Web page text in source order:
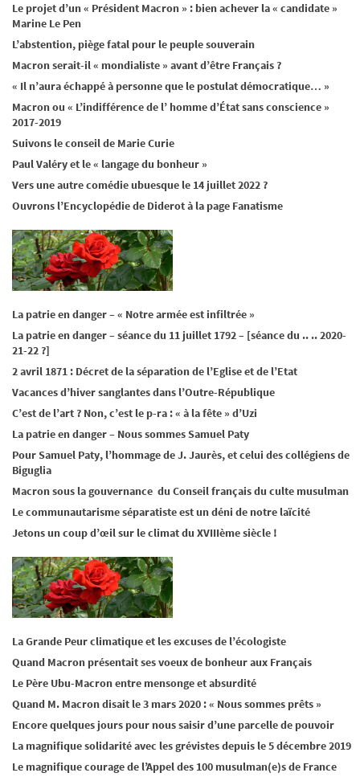
Le projet d’un « Président Macron » : bien achever la « candidate »
Marine Le Pen
L’abstention, piège fatal pour le peuple souverain
Macron serait-il « mondialiste » avant d’être Français ?
« Il n’aura échappé à personne que le postulat démocratique… »
Macron ou « L’indifférence de l’ homme d’État sans conscience »
2017-2019
Suivons le conseil de Marie Curie
Paul Valéry et le « langage du bonheur »
Vers une autre comédie ubuesque le 14 juillet 2022 ?
Ouvrons l’Encyclopédie de Diderot à la page Fanatisme
La patrie en danger – « Notre armée est infiltrée »
La patrie en danger – séance du 11 juillet 1792 – [séance du .. .. 2020-
21-22 ?]
2 avril 1871 : Décret de la séparation de l’Eglise et de l’Etat
Vacances d’hiver sanglantes dans l’Outre-République
C’est de l’art ? Non, c’est le p-ra : « à la fête » d’Uzi
La patrie en danger – Nous sommes Samuel Paty
Pour Samuel Paty, l’hommage de J. Jaurès, et celui des collégiens de
Biguglia
Macron sous la gouvernance du Conseil français du culte musulman
Le communautarisme séparatiste est un déni de notre laïcité
Jetons un coup d’œil sur le climat du XVIIIème siècle !
La Grande Peur climatique et les excuses de l’écologiste
Quand Macron présentait ses voeux de bonheur aux Français
Le Père Ubu-Macron entre mensonge et absurdité
Quand M. Macron disait le 3 mars 2020 : « Nous sommes prêts »
Encore quelques jours pour nous saisir d’une parcelle de pouvoir
La magnifique solidarité avec les grévistes depuis le 5 décembre 2019
Le magnifique courage de l’Appel des 100 musulman(e)s de France